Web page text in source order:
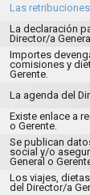
Las
La declaración
Director/a
Importes
comisiones y
Gerente.
La agenda del
Existe enlace a
o Gerente.
Se publican
social y/o
General o
Los viajes,
del Director/a